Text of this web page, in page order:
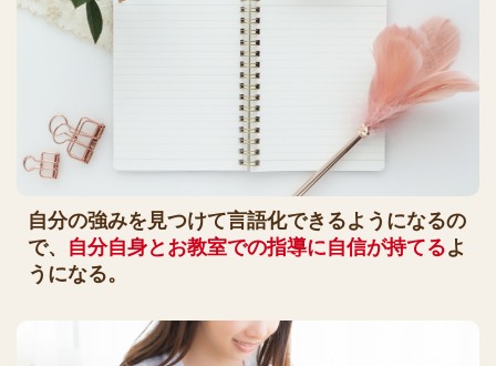
自分の強みを見つけて言語化できるようになるの
で、 自分自身とお教室での指導に自信が持てるよ
うになる。